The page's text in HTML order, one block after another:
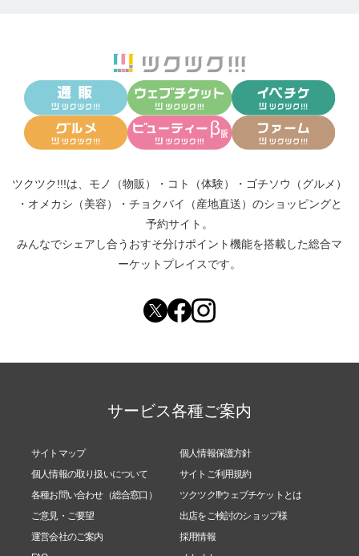
ツクツク!!!は、 モノ（物販） ・ コト（体験） ・ ゴチソウ（グルメ）
・ オメカシ（美容） ・ チョクバイ（産地直送） のショッピングと
予約サイト。
みんなでシェアし合う おすそ分けポイント機能を搭載した総合マ
ーケットプレイスです。
サービス各種ご案内
サイトマップ
個人情報保護方針
個人情報の取り扱いについて
サイトご利用規約
各種お問い合わせ（総合窓口）
ツクツク!!!ウェブチケットとは
ご意見・ご要望
出店をご検討のショップ様
運営会社のご案内
採用情報